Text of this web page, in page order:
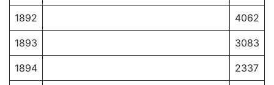
1892 4062
1893 3083
1894 2337